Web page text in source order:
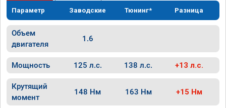
Параметр Заводские Тюнинг* Разница
Объем
двигателя
1.6
Мощность 125 л.с. 138 л.с. +13 л.с.
Крутящий
момент
148 Нм 163 Нм +15 Нм